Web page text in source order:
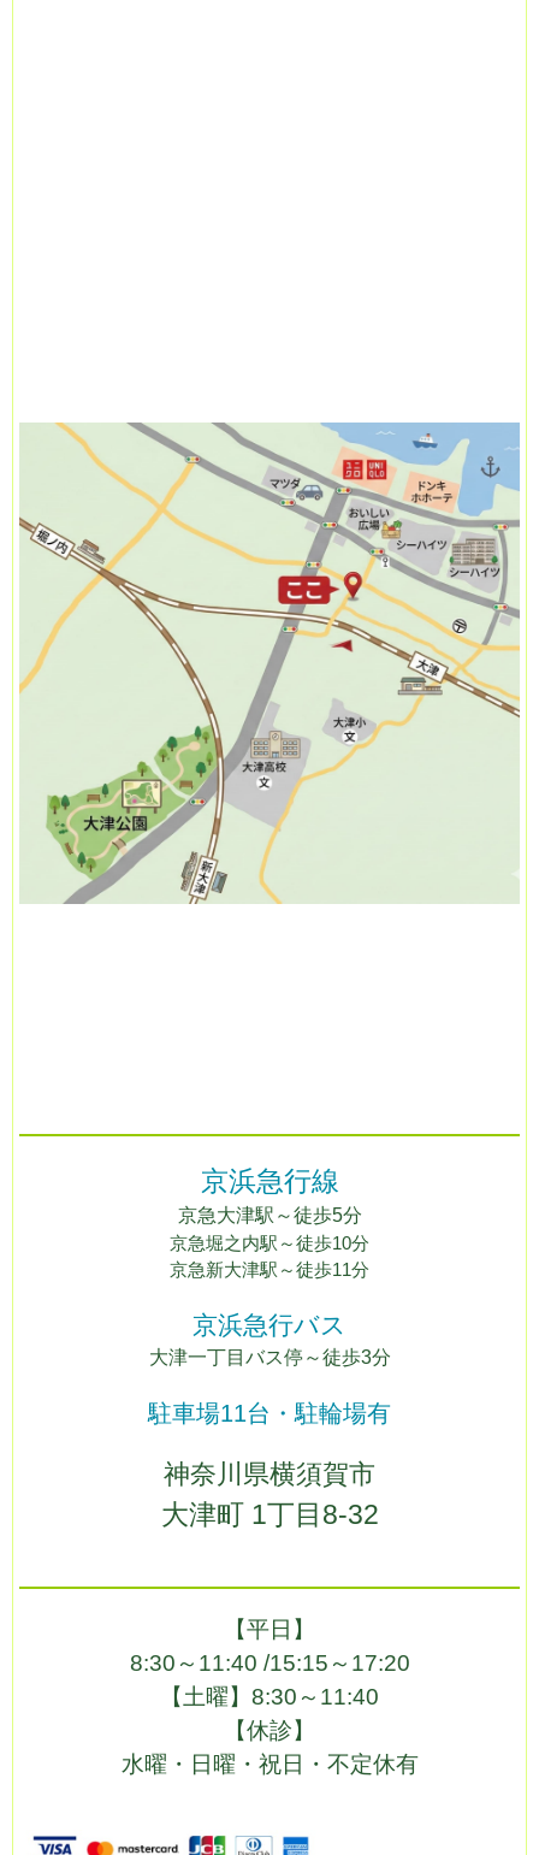
京浜急行線
京急大津駅 ～徒歩5分
京急堀之内駅 ～徒歩10分
京急新大津駅～徒歩11分
京浜急行バス
大津一丁目バス停～徒歩3分
駐車場11台・駐輪場有
神奈川県横須賀市
大津町 1丁目8-32
【平日】
8:30～11:40 /15:15～17:20
【土曜】 8:30～11:40
【休診】
水曜・日曜・祝日・不定休有